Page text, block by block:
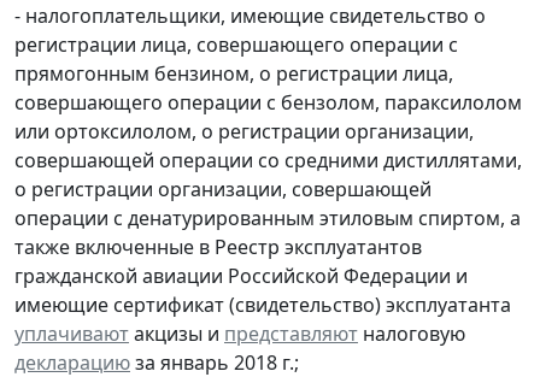
- налогоплательщики, имеющие свидетельство о
регистрации лица, совершающего операции с
прямогонным бензином, о регистрации лица,
совершающего операции с бензолом, параксилолом
или ортоксилолом, о регистрации организации,
совершающей операции со средними дистиллятами,
о регистрации организации, совершающей
операции с денатурированным этиловым спиртом, а
также включенные в Реестр эксплуатантов
гражданской авиации Российской Федерации и
имеющие сертификат (свидетельство) эксплуатанта
уплачиваютакцизы и представляют налоговую
декларациюза январь 2018 г.;